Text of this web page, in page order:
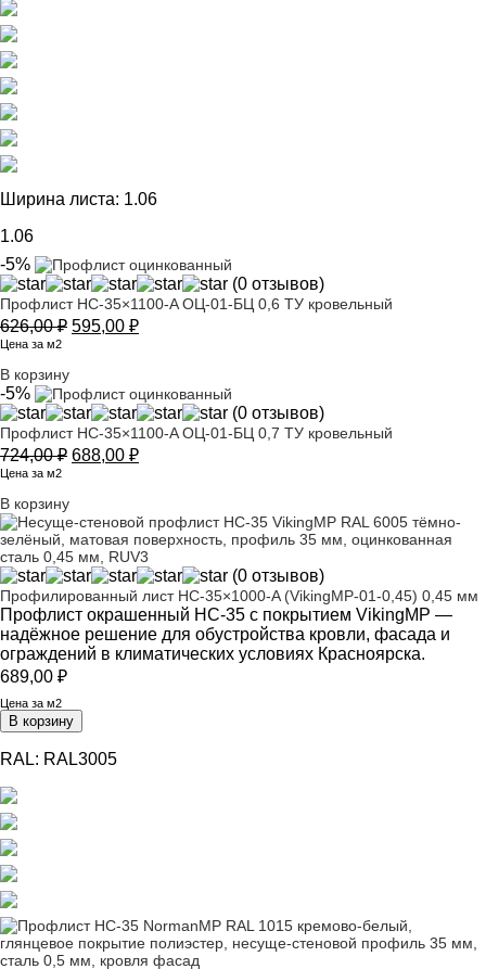
Ширина листа: 1.06
1.06
-5%
(0 отзывов)
Профлист НС-35×1100-A ОЦ-01-БЦ 0,6 ТУ кровельный
626,00₽ Первоначальная
626,00 ₽.
595,00 ₽Текущая
Цена за м2
В корзину
-5%
(0 отзывов)
Профлист НС-35×1100-A ОЦ-01-БЦ 0,7 ТУ кровельный
724,00₽ Первоначальная
724,00 ₽.
688,00 ₽Текущая
Цена за м2
В корзину
(0 отзывов)
Профилированный лист НС-35×1000-A (VikingMP-01-0,45) 0,45 мм
Профлист окрашенный НС-35 с покрытием VikingMP —
надёжное решение для обустройства кровли, фасада и
ограждений в климатических условиях Красноярска.
689,00 ₽
Цена за м2
В корзину
RAL: RAL3005